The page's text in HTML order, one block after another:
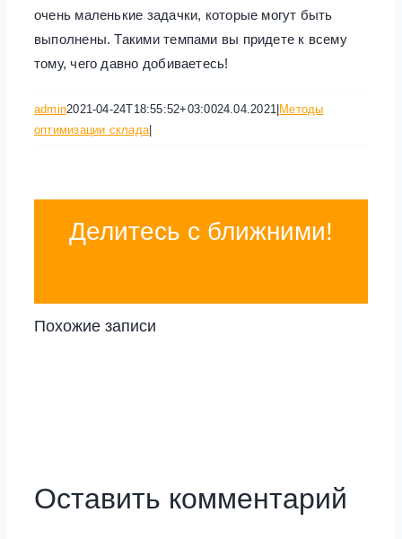
очень маленькие задачки, которые могут быть
выполнены. Такими темпами вы придете к всему
тому, чего давно добиваетесь!
admin2021-04-24T18:55:52+03:0024.04.2021 Методы
оптимизации склада|
Делитесь с ближними!
Похожие записи
Оставить комментарий